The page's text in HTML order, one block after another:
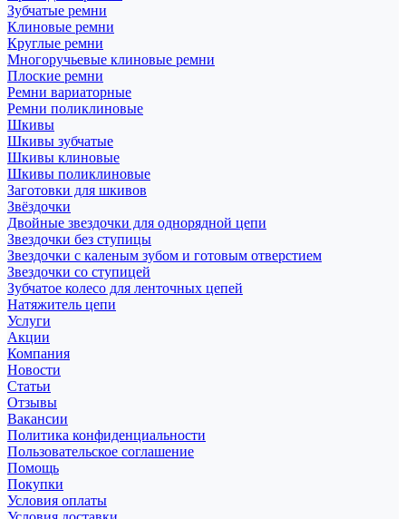
Зубчатые ремни
Клиновые ремни
Круглые ремни
Многоручьевые клиновые ремни
Плоские ремни
Ремни вариаторные
Ремни поликлиновые
Шкивы
Шкивы зубчатые
Шкивы клиновые
Шкивы поликлиновые
Заготовки для шкивов
Звёздочки
Двойные звездочки для однорядной цепи
Звездочки без ступицы
Звездочки с каленым зубом и готовым отверстием
Звездочки со ступицей
Зубчатое колесо для ленточных цепей
Натяжитель цепи
Услуги
Акции
Компания
Новости
Статьи
Отзывы
Вакансии
Политика конфиденциальности
Пользовательское соглашение
Помощь
Покупки
Условия оплаты